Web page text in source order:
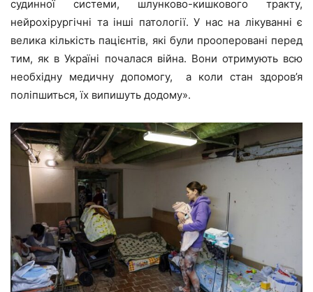
судинної системи, шлунково-кишкового тракту,
нейрохірургічні та інші патології. У нас на лікуванні є
велика кількість пацієнтів, які були прооперовані перед
тим, як в Україні почалася війна. Вони отримують всю
необхідну медичну допомогу, а коли стан здоров’я
поліпшиться, їх випишуть додому».